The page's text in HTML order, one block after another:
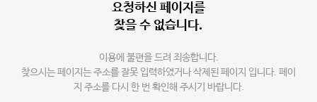
요청하신 페이지를
찾을 수 없습니다.
이용에 불편을 드려 죄송합니다.
찾으시는 페이지는 주소를 잘못 입력하였거나 삭제된 페이지 입니다. 페이
지 주소를 다시 한 번 확인해 주시기 바랍니다.